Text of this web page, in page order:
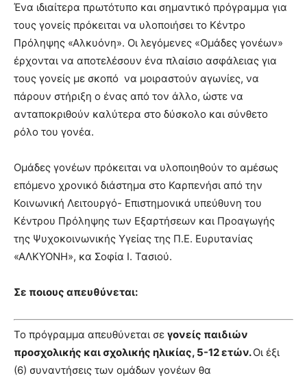
Ένα ιδιαίτερα πρωτότυπο και σημαντικό πρόγραμμα για
τους γονείς πρόκειται να υλοποιήσει το Κέντρο
Πρόληψης «Αλκυόνη». Οι λεγόμενες «Ομάδες γονέων»
έρχονται να αποτελέσουν ένα πλαίσιο ασφάλειας για
τους γονείς με σκοπό να μοιραστούν αγωνίες, να
πάρουν στήριξη ο ένας από τον άλλο, ώστε να
ανταποκριθούν καλύτερα στο δύσκολο και σύνθετο
ρόλο του γονέα.
Ομάδες γονέων πρόκειται να υλοποιηθούν το αμέσως
επόμενο χρονικό διάστημα στο Καρπενήσι από την
Κοινωνική Λειτουργό- Επιστημονικά υπεύθυνη του
Κέντρου Πρόληψης των Εξαρτήσεων και Προαγωγής
της Ψυχοκοινωνικής Υγείας της Π.Ε. Ευρυτανίας
«ΑΛΚΥΟΝΗ», κα Σοφία Ι. Τασιού.
Σε ποιους απευθύνεται:
Το πρόγραμμα απευθύνεται σε γονείς παιδιών
προσχολικής και σχολικής ηλικίας, 5-12 ετών.Οι έξι
(6) συναντήσεις των ομάδων γονέων θα